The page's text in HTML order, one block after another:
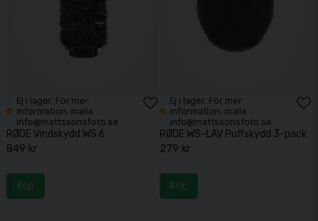
Ej i lager. För mer
information, maila
info@mattssonsfoto.se
RØDE Vindskydd WS 6
849 kr
Köp
Ej i lager. För mer
information, maila
info@mattssonsfoto.se
RØDE WS-LAV Puffskydd 3-pack
279 kr
Köp